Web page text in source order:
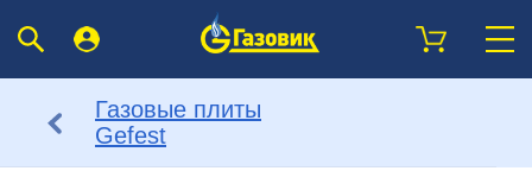
Газовые плиты
Gefest